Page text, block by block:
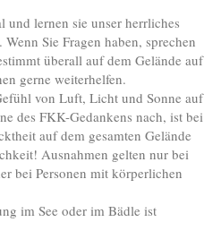
und lernen sie unser herrliches
Sie Fragen haben, sprechen
überall auf dem Gelände auf
gerne weiterhelfen.
von Luft, Licht und Sonne auf
des FKK-Gedankens nach, ist bei
auf dem gesamten Gelände
Ausnahmen gelten nur bei
bei Personen mit körperlichen
im See oder im Bädle ist